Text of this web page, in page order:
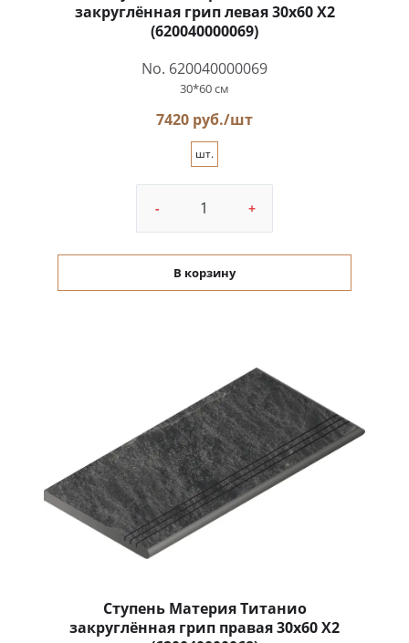
закруглённая грип левая 30x60 X2
(620040000069)
No. 620040000069
30*60 см
7420 руб./шт
шт.
- +
В корзину
Ступень Материя Титанио
закруглённая грип правая 30x60 X2